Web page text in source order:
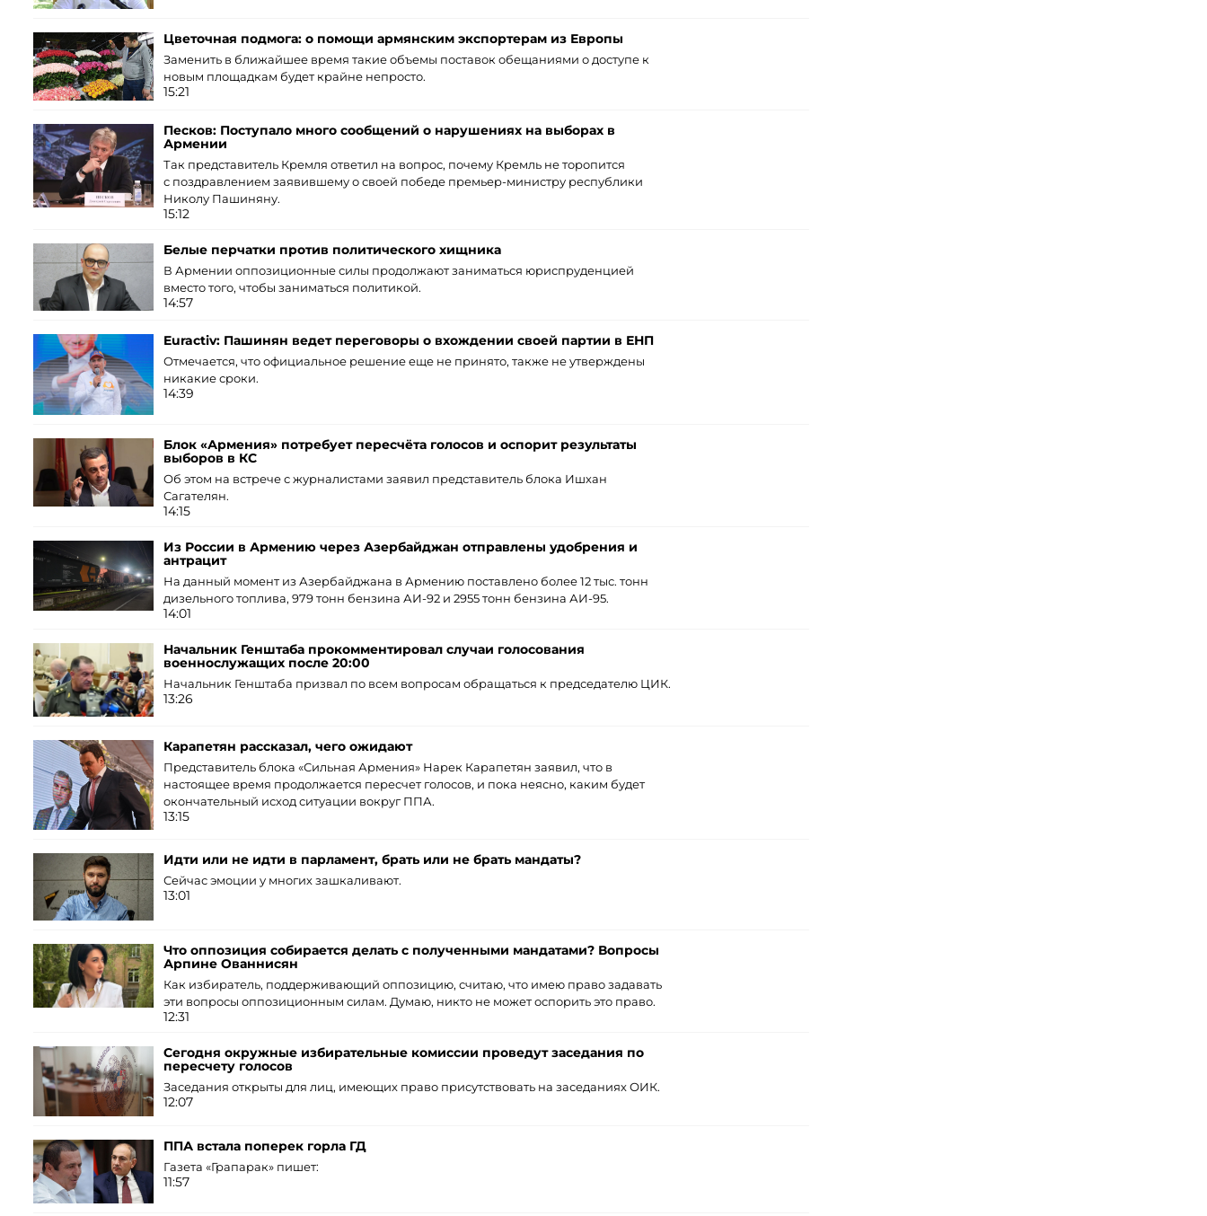
Цветочная подмога: о помощи армянским экспортерам из Европы
Заменить в ближайшее время такие объемы поставок обещаниями о доступе к
новым площадкам будет крайне непросто.
15:21
Песков: Поступало много сообщений о нарушениях на выборах в
Армении
Так представитель Кремля ответил на вопрос, почему Кремль не торопится
с поздравлением заявившему о своей победе премьер-министру республики
Николу Пашиняну.
15:12
Белые перчатки против политического хищника
В Армении оппозиционные силы продолжают заниматься юриспруденцией
вместо того, чтобы заниматься политикой.
14:57
Euractiv: Пашинян ведет переговоры о вхождении своей партии в ЕНП
Отмечается, что официальное решение еще не принято, также не утверждены
никакие сроки.
14:39
Блок «Армения» потребует пересчёта голосов и оспорит результаты
выборов в КС
Об этом на встрече с журналистами заявил представитель блока Ишхан
Сагателян.
14:15
Из России в Армению через Азербайджан отправлены удобрения и
антрацит
На данный момент из Азербайджана в Армению поставлено более 12 тыс. тонн
дизельного топлива, 979 тонн бензина АИ-92 и 2955 тонн бензина АИ-95.
14:01
Начальник Генштаба прокомментировал случаи голосования
военнослужащих после 20:00
Начальник Генштаба призвал по всем вопросам обращаться к председателю ЦИК.
13:26
Карапетян рассказал, чего ожидают
Представитель блока «Сильная Армения» Нарек Карапетян заявил, что в
настоящее время продолжается пересчет голосов, и пока неясно, каким будет
окончательный исход ситуации вокруг ППА.
13:15
Идти или не идти в парламент, брать или не брать мандаты?
Сейчас эмоции у многих зашкаливают.
13:01
Что оппозиция собирается делать с полученными мандатами? Вопросы
Арпине Ованнисян
Как избиратель, поддерживающий оппозицию, считаю, что имею право задавать
эти вопросы оппозиционным силам. Думаю, никто не может оспорить это право.
12:31
Сегодня окружные избирательные комиссии проведут заседания по
пересчету голосов
Заседания открыты для лиц, имеющих право присутствовать на заседаниях ОИК.
12:07
ППА встала поперек горла ГД
Газета «Грапарак» пишет:
11:57